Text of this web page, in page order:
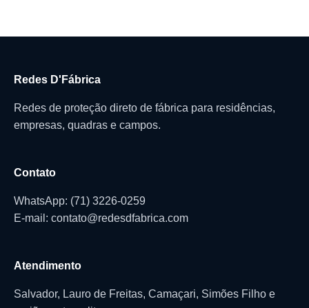
Redes D'Fábrica
Redes de proteção direto de fábrica para residências,
empresas, quadras e campos.
Contato
WhatsApp: (71) 3226-0259
E-mail: contato@redesdfabrica.com
Atendimento
Salvador, Lauro de Freitas, Camaçari, Simões Filho e